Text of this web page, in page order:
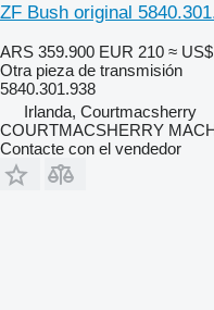
ZF Bush original
ARS 359.900 EUR 210 ≈
Otra pieza de transmisión
5840.301.938
Irlanda, Courtmacsherry
COURTMACSHERRY
Contacte con el vendedor